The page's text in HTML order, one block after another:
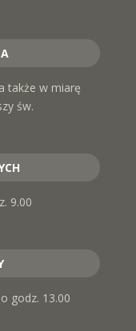
także w miarę
św.
9.00
godz. 13.00